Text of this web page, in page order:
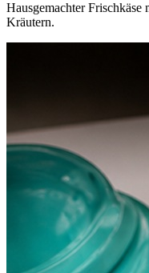
Hausgemachter
Kräutern.